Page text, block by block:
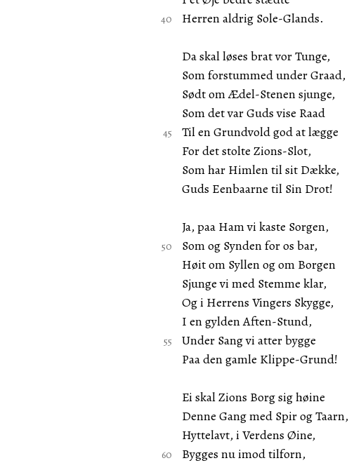
Herren aldrig Sole-Glands.
Da skal løses brat vor Tunge,
Som forstummed under Graad,
Sødt om Ædel-Stenen sjunge,
Som det var Guds vise Raad
Til en Grundvold god at lægge
For det stolte Zions-Slot,
Som har Himlen til sit Dække,
Guds Eenbaarne til Sin Drot!
Ja, paa Ham vi kaste Sorgen,
Som og Synden for os bar,
Høit om Syllen og om Borgen
Sjunge vi med Stemme klar,
Og i Herrens Vingers Skygge,
I en gylden Aften-Stund,
Under Sang vi atter bygge
Paa den gamle Klippe-Grund!
Ei skal Zions Borg sig høine
Denne Gang med Spir og Taarn,
Hyttelavt, i Verdens Øine,
Bygges nu imod tilforn,